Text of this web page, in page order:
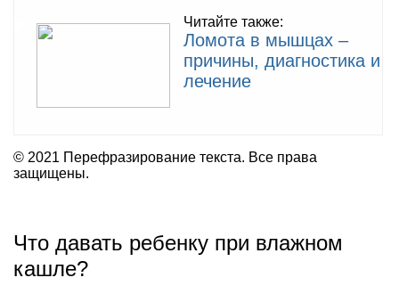
Читайте также:
Ломота в мышцах –
причины, диагностика и
лечение
© 2021 Перефразирование текста. Все права
защищены.
Что давать ребенку при влажном
кашле?